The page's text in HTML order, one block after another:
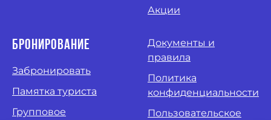
Акции
Бронирование
Забронировать
Памятка туриста
Групповое
Документы и
правила
Политика
конфиденциальности
Пользовательское